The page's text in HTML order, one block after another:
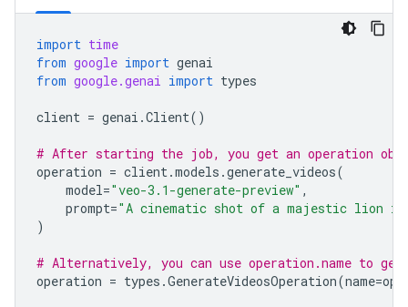
import time
from google import genai
from google.genai import types
client = genai .Client()
# After starting the job, you get an operation
operation = client.models .generate_videos(
model="veo-3.1-generate-preview" ,
prompt="A cinematic shot of a majestic lion in
)
# Alternatively, you can use operation.name to
operation = types .GenerateVideosOperation(name=